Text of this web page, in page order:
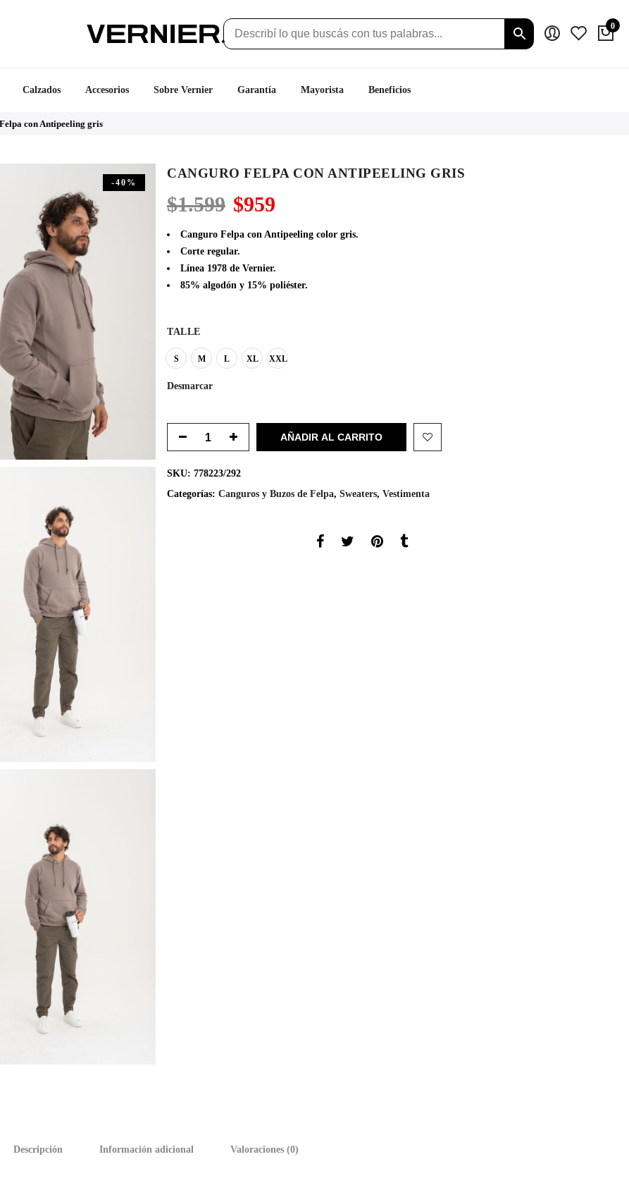
0
Calzados Accesorios Sobre Vernier Garantía Mayorista Beneficios
con Antipeeling gris
-40%
CANGURO FELPA CON ANTIPEELING GRIS
$1.599 El
precio
original
era:
$1.599.
$959
actual
$959.
Canguro Felpa con Antipeeling color gris.
Corte regular.
Línea 1978 de Vernier.
85% algodón y 15% poliéster.
TALLE
S M L XL XXL
Desmarcar
AÑADIR AL CARRITO
SKU: 778223/292
Categorías: Canguros y Buzos de Felpa, Sweaters, Vestimenta
Descripción Información adicional Valoraciones (0)